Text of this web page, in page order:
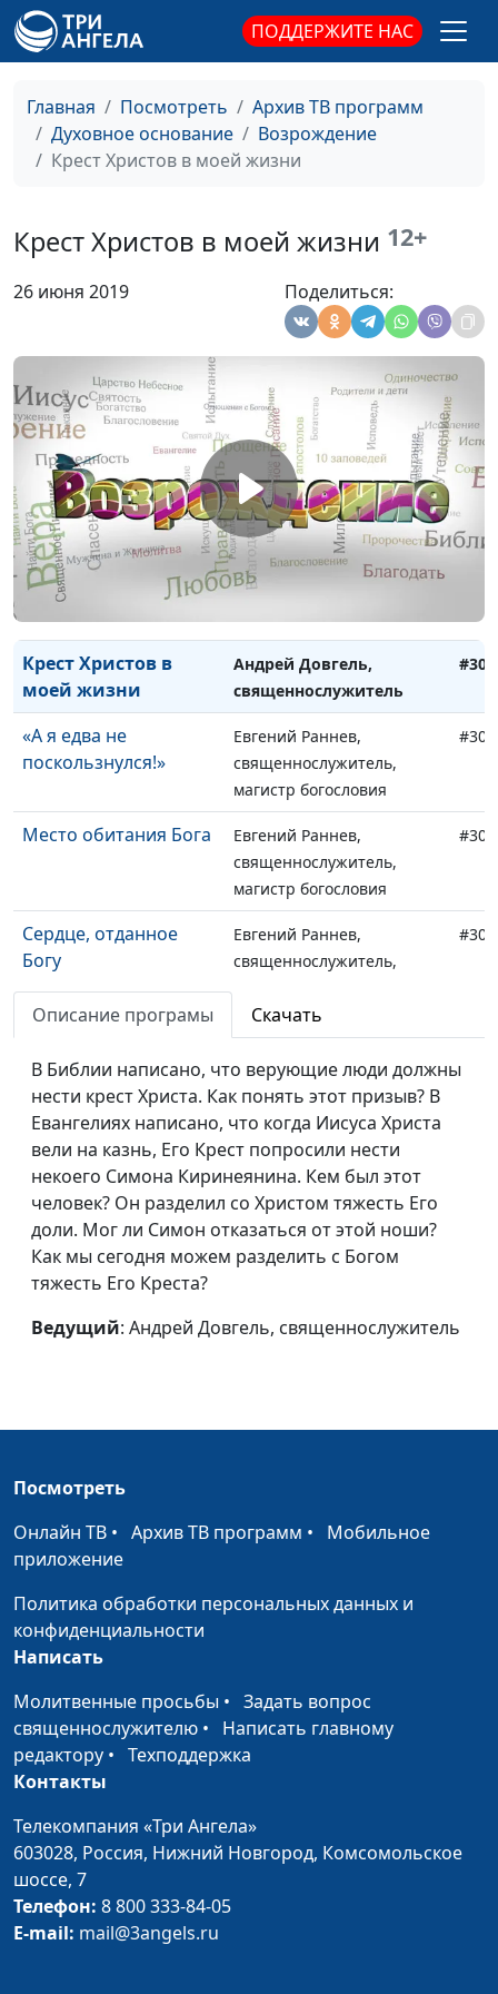
ПОДДЕРЖИТЕ НАС
Главная Посмотреть
Архив ТВ программ
Духовное основание
Возрождение
Крест Христов в моей жизни
Крест Христов в моей жизни 12+
26 июня 2019 Поделиться:
Под влиянием Духа
Божьего
Андрей Довгель,
священнослужитель
#311
Маленькие шаги к
большим
изменениям
Андрей Довгель,
священнослужитель
священнослужитель
справедливость
священнослужитель
тщеславие
священнослужитель
Свобода и смирение
Андрей Довгель,
священнослужитель
#306
Уроки Вартимея:
слепец, который не
сдался
Андрей Довгель,
священнослужитель
#305
Раав: история веры и
смелости
Андрей Довгель,
священнослужитель
Крест Христов в
моей жизни
Андрей Довгель,
священнослужитель
#303
«А я едва не
поскользнулся!»
Евгений Раннев,
священнослужитель,
магистр богословия
#302
Место обитания Бога
Евгений Раннев,
священнослужитель,
магистр богословия
#301
Сердце, отданное
Богу
Евгений Раннев,
священнослужитель,
#300
Можешь меня
очистить
Евгений Раннев,
магистр богословия
#299
Иисус и слепой
Евгений Раннев,
священнослужитель,
магистр богословия
Уверенность в
Божьей любви
Евгений Раннев,
священнослужитель,
Предваряющая
Евгений Раннев,
Покаяние и его
результаты
Евгений Раннев,
#295
Что есть истина?
Евгений Раннев,
Иисус и грешница
Притчи о потерянных
Евгений Раннев,
священнослужитель,
Иисус и учитель
Израиля
Евгений Раннев,
священнослужитель,
Главная заповедь
библейской
Описание програмы Скачать
В Библии написано, что верующие люди должны
нести крест Христа. Как понять этот призыв? В
Евангелиях написано, что когда Иисуса Христа
вели на казнь, Его Крест попросили нести
некоего Симона Киринеянина. Кем был этот
человек? Он разделил со Христом тяжесть Его
доли. Мог ли Симон отказаться от этой ноши?
Как мы сегодня можем разделить с Богом
тяжесть Его Креста?
Ведущий: Андрей Довгель, священнослужитель
Посмотреть
Онлайн ТВ • Архив ТВ программ • Мобильное
приложение
Политика обработки персональных данных и
конфиденциальности
Написать
Молитвенные просьбы • Задать вопрос
священнослужителю • Написать главному
редактору • Техподдержка
Контакты
Телекомпания «Три Ангела»
603028, Россия, Нижний Новгород, Комсомольское
шоссе, 7
Телефон: 8 800 333-84-05
E-mail: mail@3angels.ru